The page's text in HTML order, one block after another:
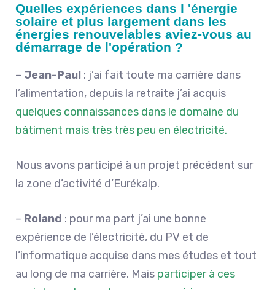
Quelles expériences dans l 'énergie
solaire et plus largement dans les
énergies renouvelables aviez-vous au
démarrage de l'opération ?
– Jean-Paul : j’ai fait toute ma carrière dans
l’alimentation, depuis la retraite j’ai acquis
quelques connaissances dans le domaine du
bâtiment mais très très peu en électricité.
Nous avons participé à un projet précédent sur
la zone d’activité d’Eurékalp.
– Roland : pour ma part j’ai une bonne
expérience de l’électricité, du PV et de
l’informatique acquise dans mes études et tout
au long de ma carrière. Mais participer à ces